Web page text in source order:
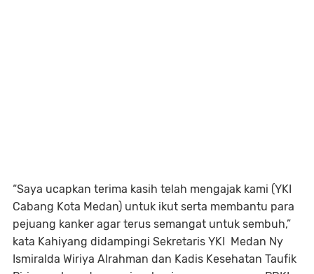
“Saya ucapkan terima kasih telah mengajak kami (YKI
Cabang Kota Medan) untuk ikut serta membantu para
pejuang kanker agar terus semangat untuk sembuh,”
kata Kahiyang didampingi Sekretaris YKI Medan Ny
Ismiralda Wiriya Alrahman dan Kadis Kesehatan Taufik